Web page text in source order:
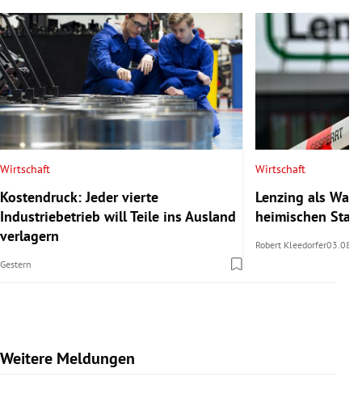
Wirtschaft
Kostendruck: Jeder vierte
Industriebetrieb will Teile ins Ausland
verlagern
Gestern
Wirtschaft
Lenzing als
heimischen
Robert Kleedorfer
Weitere Meldungen